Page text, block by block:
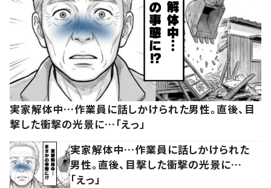
実家解体中…作業員に話しかけられた男性。直後、目
撃した衝撃の光景に…「えっ」
実家解体中…作業員に話しかけられた
男性。直後、目撃した衝撃の光景に…
「えっ」